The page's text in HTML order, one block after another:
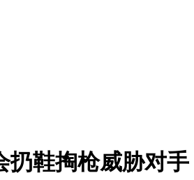
扔鞋掏枪威胁对手